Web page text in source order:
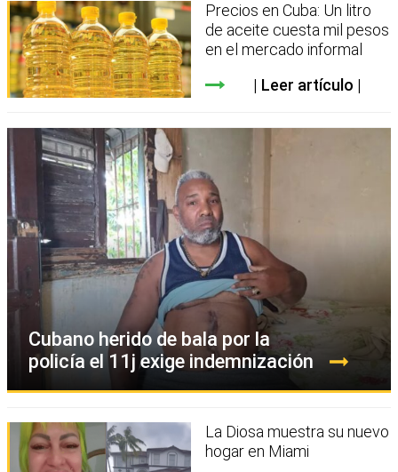
Precios en Cuba: Un litro
de aceite cuesta mil pesos
en el mercado informal
Leer artículo
Cubano herido de bala por la
policía el 11j exige indemnización
La Diosa muestra su nuevo
hogar en Miami